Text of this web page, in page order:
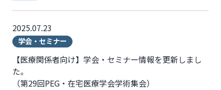
2025.07.23
学会・セミナー
【医療関係者向け】学会・セミナー情報を更新しまし
た。
（第29回PEG・在宅医療学会学術集会）